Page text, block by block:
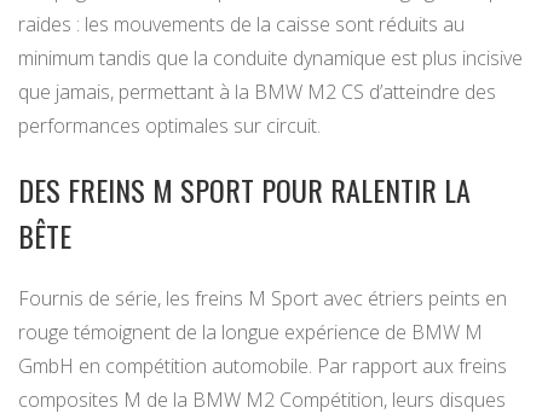
raides : les mouvements de la caisse sont réduits au
minimum tandis que la conduite dynamique est plus incisive
que jamais, permettant à la BMW M2 CS d’atteindre des
performances optimales sur circuit.
DES FREINS M SPORT POUR RALENTIR LA
BÊTE
Fournis de série, les freins M Sport avec étriers peints en
rouge témoignent de la longue expérience de BMW M
GmbH en compétition automobile. Par rapport aux freins
composites M de la BMW M2 Compétition, leurs disques